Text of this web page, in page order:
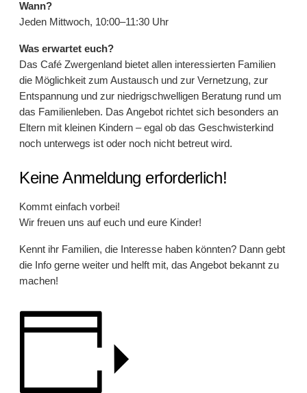
Wann?
Jeden Mittwoch, 10:00–11:30 Uhr
Was erwartet euch?
Das Café Zwergenland bietet allen interessierten Familien
die Möglichkeit zum Austausch und zur Vernetzung, zur
Entspannung und zur niedrigschwelligen Beratung rund um
das Familienleben. Das Angebot richtet sich besonders an
Eltern mit kleinen Kindern – egal ob das Geschwisterkind
noch unterwegs ist oder noch nicht betreut wird.
Keine Anmeldung erforderlich!
Kommt einfach vorbei!
Wir freuen uns auf euch und eure Kinder!
Kennt ihr Familien, die Interesse haben könnten? Dann gebt
die Info gerne weiter und helft mit, das Angebot bekannt zu
machen!